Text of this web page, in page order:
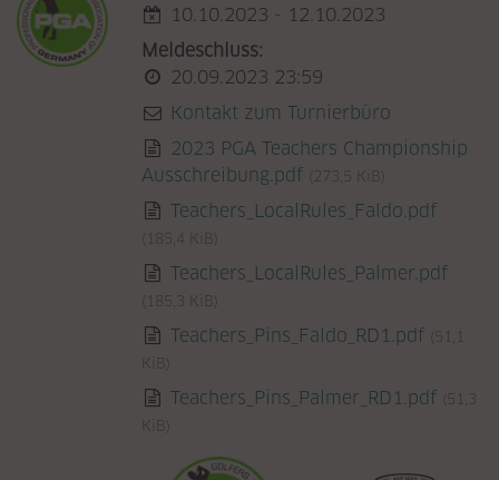
10.10.2023 - 12.10.2023
Meldeschluss:
20.09.2023 23:59
Kontakt zum Turnierbüro
2023 PGA Teachers Championship
Ausschreibung.pdf
(273,5 KiB)
Teachers_LocalRules_Faldo.pdf
(185,4 KiB)
Teachers_LocalRules_Palmer.pdf
(185,3 KiB)
Teachers_Pins_Faldo_RD1.pdf
(51,1
KiB)
Teachers_Pins_Palmer_RD1.pdf
(51,3
KiB)